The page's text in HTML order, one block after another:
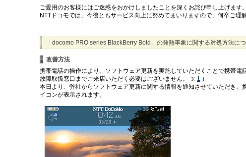
ご愛用のお客様にはご迷惑をおかけしましたことを深くお詫び申し上げます。
NTTドコモでは、今後ともサービス向上に努めてまいりますので、何卒ご理
「docomo PRO series BlackBerry Bold」の発熱事象に関する対処方法に
改善方法
携帯電話の操作により、ソフトウェア更新を実施していただくことで携帯電
故障取扱窓口までご来店いただく必要はございません。
1
）
本日より、弊社からソフトウェア更新に関する情報を通知させていただき、
イコンが表示されます。